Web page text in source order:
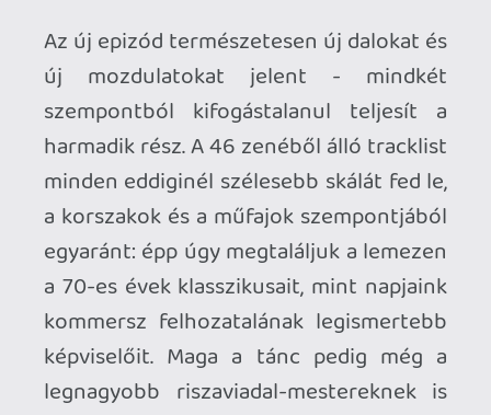
mozdulatsorral kerülünk szembe.
Utóbbi első sorban persze inkább a
magasabb nehézségi fokozatokat
jellemzi - a kezdők számára a Dance
Central 3 következetesen alacsonyan
tartja a lécet, bárki számára könnyen
elsajátítható játékmenetet kínálva.
Olyannyira igaz ez, hogy a harmadik
részbe immáron egy kifejezetten
újoncoknak szánt nehézségi fokozat
(Beginner) is belépett, így minden
eddiginél jobban skálázott kihívással
nézhetnek szembe a játékosok.